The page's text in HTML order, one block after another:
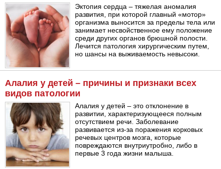
Эктопия сердца – тяжелая аномалия
развития, при которой главный «мотор»
организма выносится за пределы тела или
занимает несвойственное ему положение
среди других органов брюшной полости.
Лечится патология хирургическим путем,
но шансы на выживаемость невысоки.
Алалия у детей – причины и признаки всех
видов патологии
Алалия у детей – это отклонение в
развитии, характеризующееся полным
отсутствием речи. Заболевание
развивается из-за поражения корковых
речевых центров мозга, которые
повреждаются внутриутробно, либо в
первые 3 года жизни малыша.